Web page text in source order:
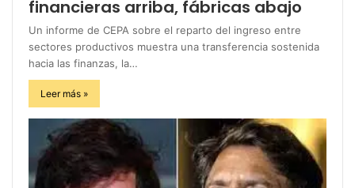
financieras arriba, fábricas abajo
Un informe de CEPA sobre el reparto del ingreso entre
sectores productivos muestra una transferencia sostenida
hacia las finanzas, la…
Leer más »